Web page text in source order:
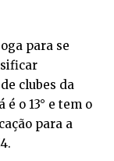
para se
clubes da
o 13° e tem o
para a